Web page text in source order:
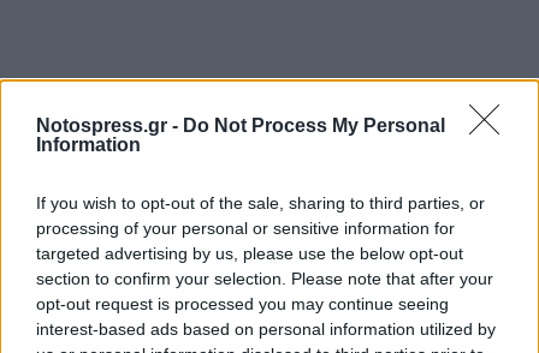
Notospress.gr - Do Not Process My Personal
Information
If you wish to opt-out of the sale, sharing to third parties, or
processing of your personal or sensitive information for
targeted advertising by us, please use the below opt-out
section to confirm your selection. Please note that after your
opt-out request is processed you may continue seeing
interest-based ads based on personal information utilized by